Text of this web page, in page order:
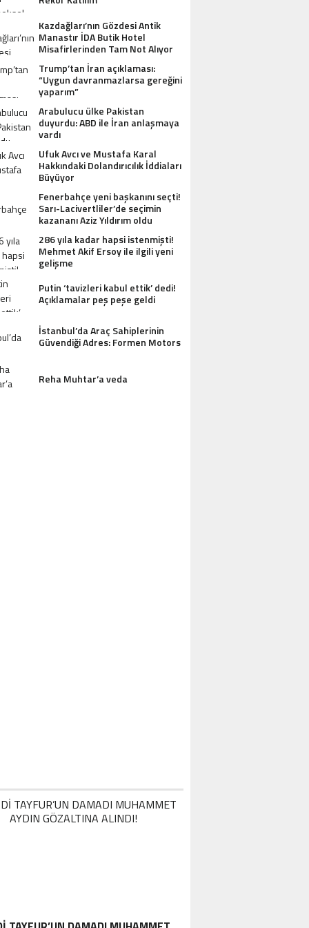
Kazdağları’nın Gözdesi Antik
Manastır İDA Butik Hotel
Misafirlerinden Tam Not Alıyor
Trump’tan İran açıklaması:
“Uygun davranmazlarsa gereğini
yaparım”
Arabulucu ülke Pakistan
duyurdu: ABD ile İran anlaşmaya
vardı
Ufuk Avcı ve Mustafa Karal
Hakkındaki Dolandırıcılık İddiaları
Büyüyor
Fenerbahçe yeni başkanını seçti!
Sarı-Lacivertliler’de seçimin
kazananı Aziz Yıldırım oldu
286 yıla kadar hapsi istenmişti!
Mehmet Akif Ersoy ile ilgili yeni
gelişme
Putin ‘tavizleri kabul ettik’ dedi!
Açıklamalar peş peşe geldi
İstanbul’da Araç Sahiplerinin
Güvendiği Adres: Formen Motors
Reha Muhtar’a veda